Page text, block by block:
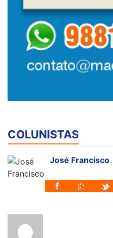
COLUNISTAS
José Francisco